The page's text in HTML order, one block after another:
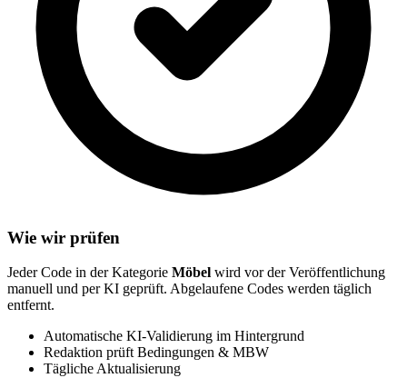
Wie wir prüfen
Jeder Code in der Kategorie Möbel wird vor der Veröffentlichung
manuell und per KI geprüft. Abgelaufene Codes werden täglich
entfernt.
Automatische KI-Validierung im Hintergrund
Redaktion prüft Bedingungen & MBW
Tägliche Aktualisierung